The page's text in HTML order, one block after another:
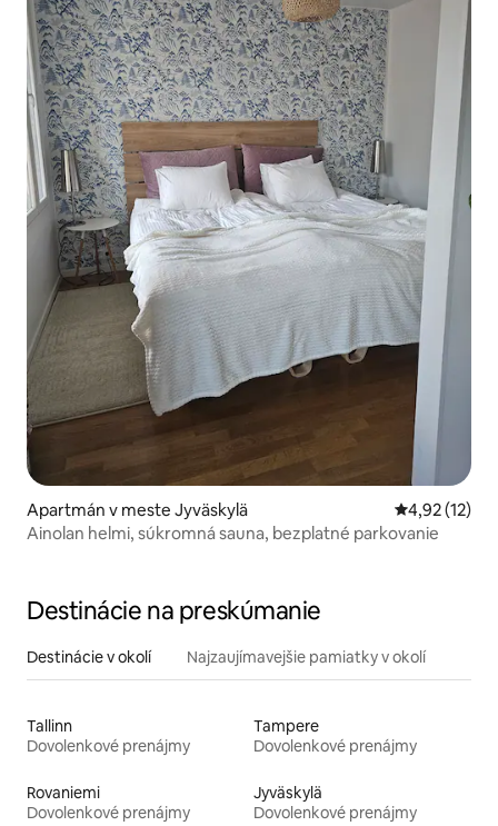
Apartmán v meste Jyväskylä Priemerné
4,92 (12)
Ainolan helmi, súkromná sauna, bezplatné parkovanie
Destinácie na preskúmanie
Destinácie v okolí Najzaujímavejšie pamiatky v okolí
Tallinn
Dovolenkové prenájmy
Tampere
Dovolenkové prenájmy
Rovaniemi
Dovolenkové prenájmy
Jyväskylä
Dovolenkové prenájmy